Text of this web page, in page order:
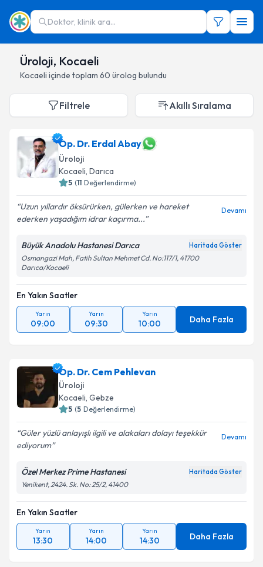
Doktor, klinik ara...
Üroloji, Kocaeli
Kocaeli içinde toplam 60 ürolog bulundu
Filtrele Akıllı Sıralama
Op. Dr. Erdal Abay
Üroloji
Kocaeli, Darıca
5 (11 Değerlendirme)
Uzun yıllardır öksürürken, gülerken ve hareket
ederken yaşadığım idrar kaçırma...
Devamı
Büyük Anadolu Hastanesi Darıca Haritada Göster
Osmangazi Mah, Fatih Sultan Mehmet Cd. No:117/1, 41700
Darıca/Kocaeli
En Yakın Saatler
Yarın
09:00
Yarın
09:30
Yarın
10:00 Daha Fazla
Op. Dr. Cem Pehlevan
Üroloji
Kocaeli, Gebze
5 (5 Değerlendirme)
Güler yüzlü anlayışlı ilgili ve alakaları dolayı teşekkür
ediyorum
Devamı
Özel Merkez Prime Hastanesi Haritada Göster
Yenikent, 2424. Sk. No: 25/2, 41400
En Yakın Saatler
Yarın
13:30
Yarın
14:00
Yarın
14:30 Daha Fazla